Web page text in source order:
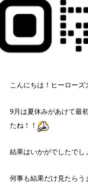
こんにちは！ヒーローズ
9月は夏休みがあけて最
たね！！
結果はいかがでしたでし
何事も結果だけ見たらう